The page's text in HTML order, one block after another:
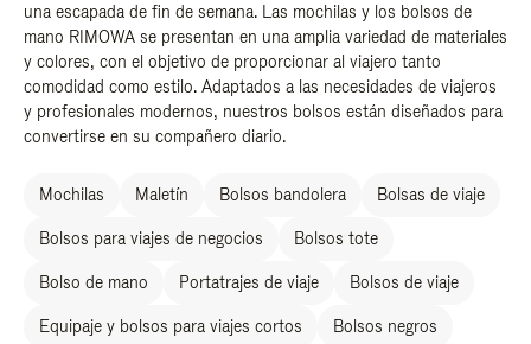
una escapada de fin de semana. Las mochilas y los bolsos de
mano RIMOWA se presentan en una amplia variedad de materiales
y colores, con el objetivo de proporcionar al viajero tanto
comodidad como estilo. Adaptados a las necesidades de viajeros
y profesionales modernos, nuestros bolsos están diseñados para
convertirse en su compañero diario.
Mochilas Maletín Bolsos bandolera Bolsas de viaje
Bolsos para viajes de negocios Bolsos tote
Bolso de mano Portatrajes de viaje Bolsos de viaje
Equipaje y bolsos para viajes cortos Bolsos negros